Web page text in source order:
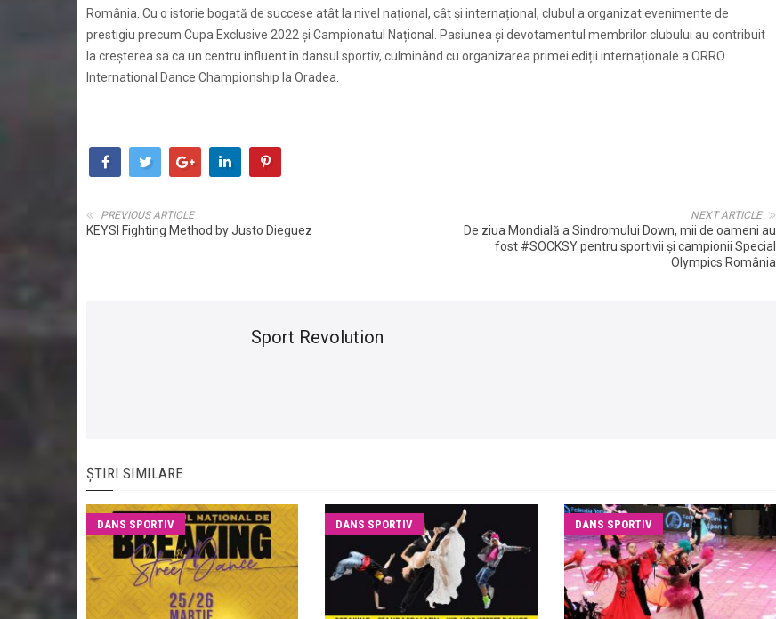
România. Cu o istorie bogată de succese atât la nivel național, cât și internațional, clubul a organizat evenimente de
prestigiu precum Cupa Exclusive 2022 și Campionatul Național. Pasiunea și devotamentul membrilor clubului au contribuit
la creșterea sa ca un centru influent în dansul sportiv, culminând cu organizarea primei ediții internaționale a ORRO
International Dance Championship la Oradea.
NEXT ARTICLE
De ziua Mondială a Sindromului Down, mii de oameni au
fost #SOCKSY pentru sportivii și campionii Special
Olympics România
PREVIOUS ARTICLE
KEYSI Fighting Method by Justo Dieguez
Sport Revolution
ȘTIRI SIMILARE
DANS SPORTIV DANS SPORTIV DANS SPORTIV